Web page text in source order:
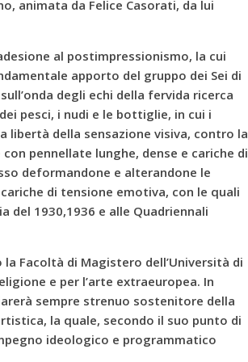
animata da Felice Casorati, da lui
al postimpressionismo, la cui
apporto del gruppo dei Sei di
degli echi della fervida ricerca
pesci, i nudi e le bottiglie, in cui i
della sensazione visiva, contro la
pennellate lunghe, dense e cariche di
deformandone e alterandone le
di tensione emotiva, con le quali
del 1930,1936 e alle Quadriennali
Facoltà di Magistero dell’Università di
e per l’arte extraeuropea. In
sempre strenuo sostenitore della
la quale, secondo il suo punto di
ideologico e programmatico